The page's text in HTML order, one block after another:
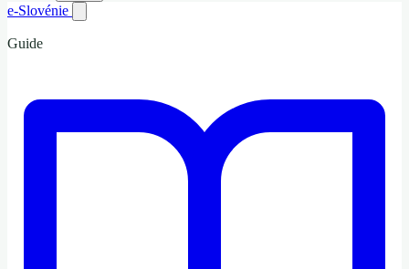
e-Slovénie
Guide